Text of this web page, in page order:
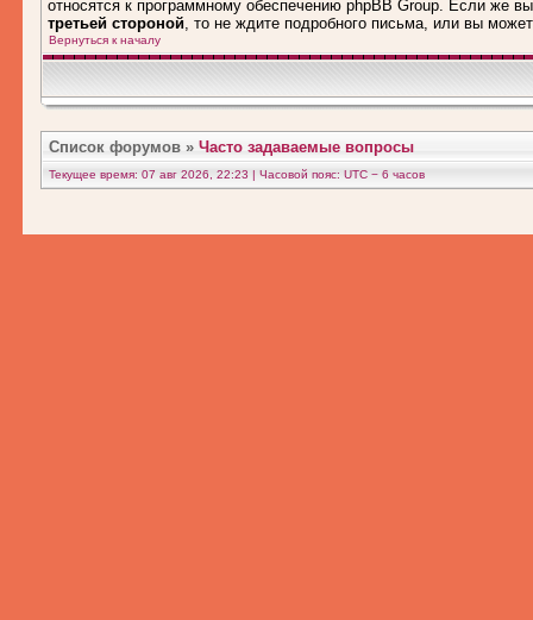
относятся к программному обеспечению phpBB Group. Если же
третьей стороной, то не ждите подробного письма, или вы
Вернуться к началу
Список форумов » Часто задаваемые вопросы
Текущее время: 07 авг 2026, 22:23 | Часовой пояс: UTC − 6 часов